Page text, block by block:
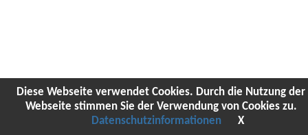
Diese Webseite verwendet Cookies. Durch die Nutzung der
Webseite stimmen Sie der Verwendung von Cookies zu.
Datenschutzinformationen
X